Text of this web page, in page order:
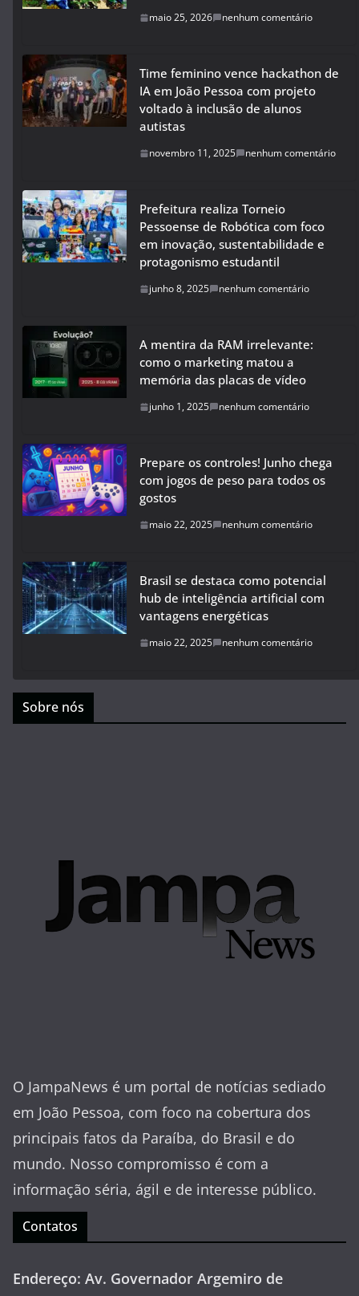
maio 25, 2026 nenhum comentário
Time feminino vence hackathon de
IA em João Pessoa com projeto
voltado à inclusão de alunos
autistas
novembro 11, 2025 nenhum comentário
Prefeitura realiza Torneio
Pessoense de Robótica com foco
em inovação, sustentabilidade e
protagonismo estudantil
junho 8, 2025 nenhum comentário
A mentira da RAM irrelevante:
como o marketing matou a
memória das placas de vídeo
junho 1, 2025 nenhum comentário
Prepare os controles! Junho chega
com jogos de peso para todos os
gostos
maio 22, 2025 nenhum comentário
Brasil se destaca como potencial
hub de inteligência artificial com
vantagens energéticas
maio 22, 2025 nenhum comentário
Sobre nós
O JampaNews é um portal de notícias sediado
em João Pessoa, com foco na cobertura dos
principais fatos da Paraíba, do Brasil e do
mundo. Nosso compromisso é com a
informação séria, ágil e de interesse público.
Contatos
Endereço: Av. Governador Argemiro de